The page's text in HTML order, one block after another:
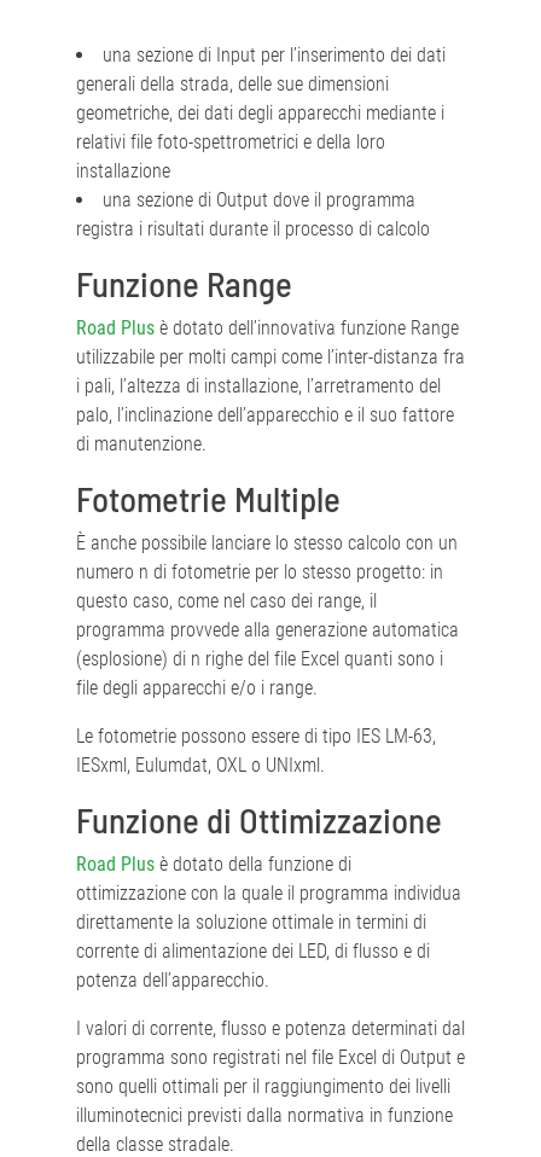
una sezione di Input per l’inserimento dei dati
generali della strada, delle sue dimensioni
geometriche, dei dati degli apparecchi mediante i
relativi file foto-spettrometrici e della loro
installazione
una sezione di Output dove il programma
registra i risultati durante il processo di calcolo
Funzione Range
Road Plus è dotato dell’innovativa funzione Range
utilizzabile per molti campi come l’inter-distanza fra
i pali, l’altezza di installazione, l’arretramento del
palo, l’inclinazione dell’apparecchio e il suo fattore
di manutenzione.
Fotometrie Multiple
È anche possibile lanciare lo stesso calcolo con un
numero n di fotometrie per lo stesso progetto: in
questo caso, come nel caso dei range, il
programma provvede alla generazione automatica
(esplosione) di n righe del file Excel quanti sono i
file degli apparecchi e/o i range.
Le fotometrie possono essere di tipo IES LM-63,
IESxml, Eulumdat, OXL o UNIxml.
Funzione di Ottimizzazione
Road Plus è dotato della funzione di
ottimizzazione con la quale il programma individua
direttamente la soluzione ottimale in termini di
corrente di alimentazione dei LED, di flusso e di
potenza dell’apparecchio.
I valori di corrente, flusso e potenza determinati dal
programma sono registrati nel file Excel di Output e
sono quelli ottimali per il raggiungimento dei livelli
illuminotecnici previsti dalla normativa in funzione
della classe stradale.